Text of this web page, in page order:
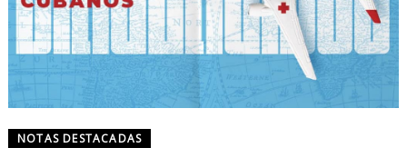
NOTAS DESTACADAS